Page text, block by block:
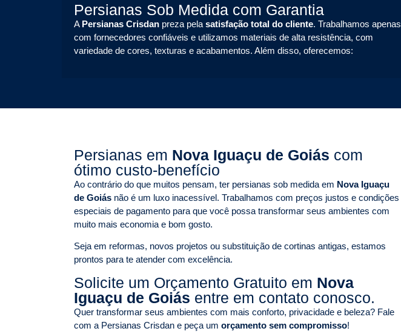
Persianas Sob Medida com Garantia
A Persianas Crisdan preza pela satisfação total do cliente. Trabalhamos apenas
com fornecedores confiáveis e utilizamos materiais de alta resistência, com
variedade de cores, texturas e acabamentos. Além disso, oferecemos:
Persianas em Nova Iguaçu de Goiás com
ótimo custo-benefício
Ao contrário do que muitos pensam, ter persianas sob medida em Nova Iguaçu
de Goiás não é um luxo inacessível. Trabalhamos com preços justos e condições
especiais de pagamento para que você possa transformar seus ambientes com
muito mais economia e bom gosto.
Seja em reformas, novos projetos ou substituição de cortinas antigas, estamos
prontos para te atender com excelência.
Solicite um Orçamento Gratuito em Nova
Iguaçu de Goiás entre em contato conosco.
Quer transformar seus ambientes com mais conforto, privacidade e beleza? Fale
com a Persianas Crisdan e peça um orçamento sem compromisso!